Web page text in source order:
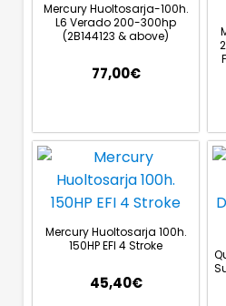
Mercury Huoltosarja-100h.
L6 Verado 200-300hp
(2B144123 & above)
77,00€
Mercury Huoltosarja 100h.
150HP EFI 4 Stroke
45,40€